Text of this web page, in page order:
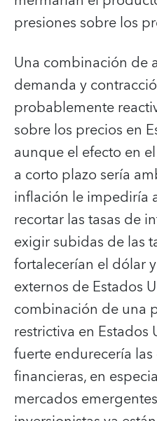
presiones sobre los
Una combinación de
demanda y
probablemente
sobre los precios en
aunque el efecto en
a corto plazo sería
inflación le impediría
recortar las tasas de
exigir subidas de las
fortalecerían el dólar
externos de Estados
combinación de una
restrictiva en
fuerte endurecería
financieras, en
mercados